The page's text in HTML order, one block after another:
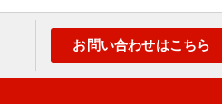
お問い合わせはこちら